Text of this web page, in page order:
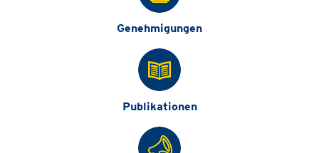
Genehmigungen
Publikationen